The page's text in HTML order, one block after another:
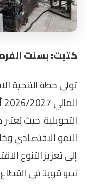
كتبت: بسنت
تولي خطة التنمية
التحويلية، حيث
النمو الاقتصادي
إلى تعزيز التنوع
نمو قوية في القطاع